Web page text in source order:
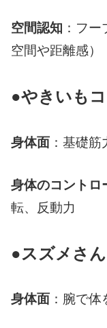
空間認知 ：フ
空間や距離感）
●やきいも
身体面 ：基礎筋
身体のコントロ
転、反動力
●スズメさん
身体面 ：腕で体